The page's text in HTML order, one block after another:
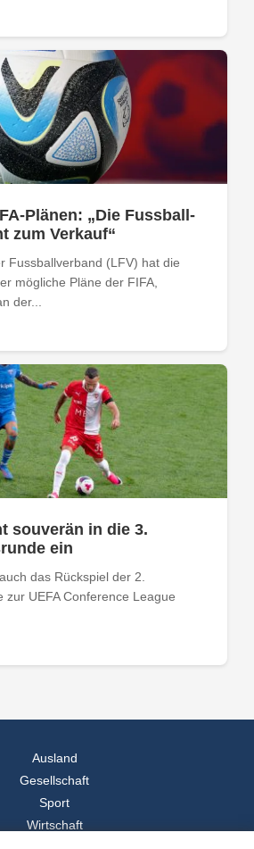
Plänen: „Die Fussball-
zum Verkauf“
Fussballverband (LFV) hat die
mögliche Pläne der FIFA,
der...
souverän in die 3.
ein
das Rückspiel der 2.
zur UEFA Conference League
Ausland
Gesellschaft
Sport
Wirtschaft